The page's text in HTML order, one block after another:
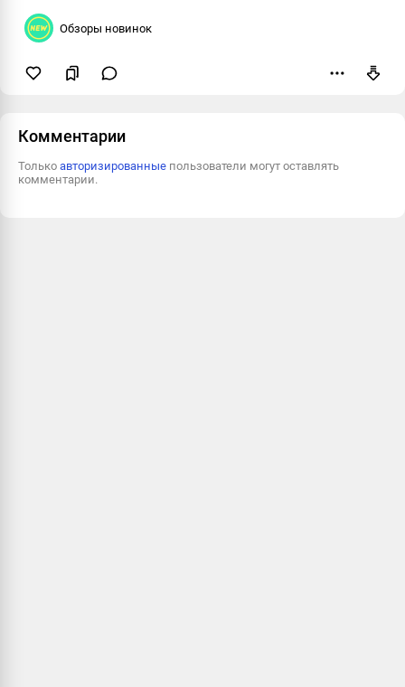
Обзоры новинок
Комментарии
Только авторизированные пользователи могут оставлять
комментарии.